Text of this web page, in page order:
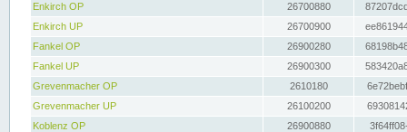
Enkirch OP
26700880
Enkirch UP
26700900
Fankel OP
26900280
Fankel UP
26900300
Grevenmacher OP
2610180
Grevenmacher UP
26100200
Koblenz OP
26900880